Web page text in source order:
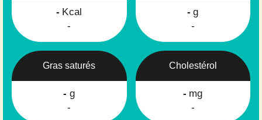
- Kcal
-
- g
-
Gras saturés
- g
-
Cholestérol
- mg
-